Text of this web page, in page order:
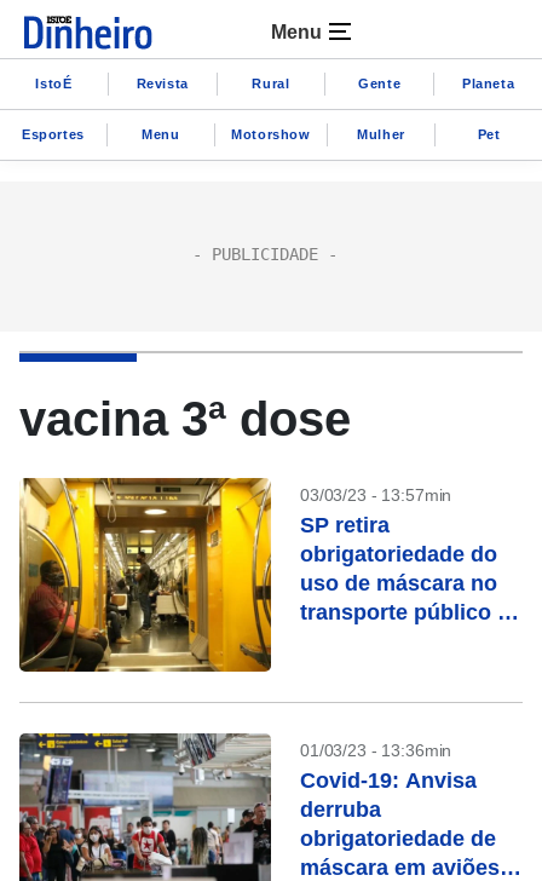
Menu
IstoÉ Revista Rural Gente Planeta
Esportes Menu Motorshow Mulher Pet
vacina 3ª dose
03/03/23 - 13:57min
SP retira
obrigatoriedade do
uso de máscara no
transporte público a
01/03/23 - 13:36min
Covid-19: Anvisa
derruba
obrigatoriedade de
máscara em aviões e